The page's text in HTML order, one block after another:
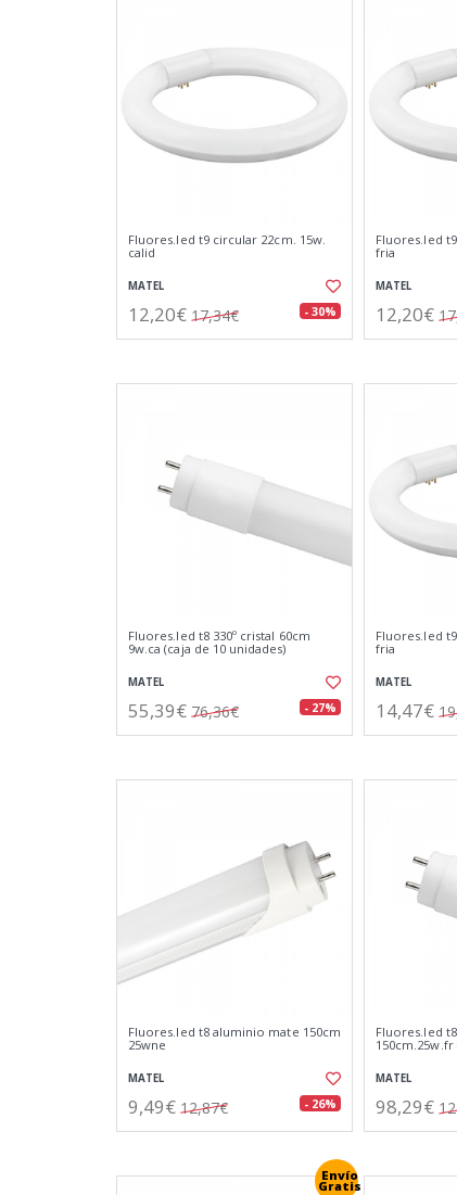
Fluores.led t9 circular 22cm. 15w.
calid
MATEL
12,20€ 17,34€ - 30%
Fluores.led
fria
MATEL
12,20€
Fluores.led t8 330º cristal 60cm
9w.ca (caja de 10 unidades)
MATEL
55,39€ 76,36€ - 27%
Fluores.led
fria
MATEL
14,47€
Fluores.led t8 aluminio mate 150cm
25wne
MATEL
9,49€ 12,87€ - 26%
Fluores.led t8
150cm.25w.fr
MATEL
98,29€
Envío
Gratis